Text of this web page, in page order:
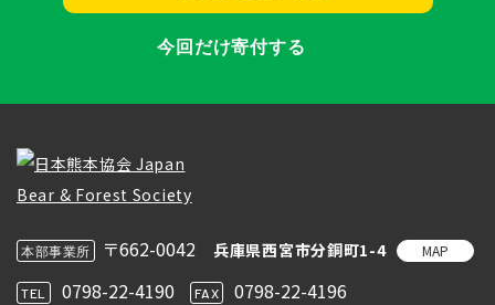
今回だけ寄付する
本部事業所 〒662-0042 兵庫県西宮市分銅町1-4 MAP
TEL 0798-22-4190 FAX 0798-22-4196